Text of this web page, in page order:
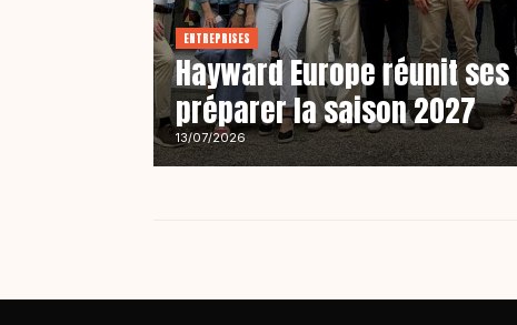
ENTREPRISES
Hayward Europe réunit
préparer la saison 2027
13/07/2026